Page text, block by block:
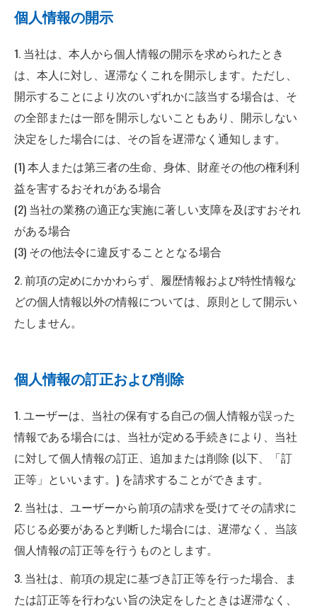
個人情報の開示
1. 当社は、本人から個人情報の開示を求められたとき
は、本人に対し、遅滞なくこれを開示します。ただし、
開示することにより次のいずれかに該当する場合は、そ
の全部または一部を開示しないこともあり、開示しない
決定をした場合には、その旨を遅滞なく通知します。
(1) 本人または第三者の生命、身体、財産その他の権利利
益を害するおそれがある場合
(2) 当社の業務の適正な実施に著しい支障を及ぼすおそれ
がある場合
(3) その他法令に違反することとなる場合
2. 前項の定めにかかわらず、履歴情報および特性情報な
どの個人情報以外の情報については、原則として開示い
たしません。
個人情報の訂正および削除
1. ユーザーは、当社の保有する自己の個人情報が誤った
情報である場合には、当社が定める手続きにより、当社
に対して個人情報の訂正、追加または削除 (以下、「訂
正等」といいます。) を請求することができます。
2. 当社は、ユーザーから前項の請求を受けてその請求に
応じる必要があると判断した場合には、遅滞なく、当該
個人情報の訂正等を行うものとします。
3. 当社は、前項の規定に基づき訂正等を行った場合、ま
たは訂正等を行わない旨の決定をしたときは遅滞なく、